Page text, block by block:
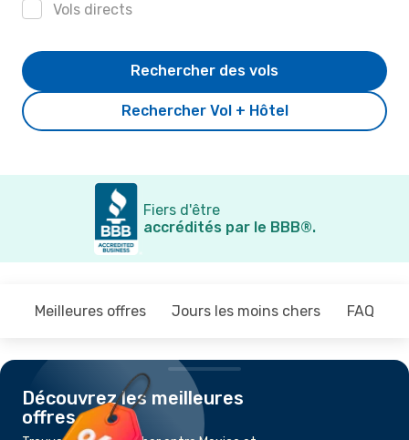
Vols directs
Rechercher Vol + Hôtel
Rechercher des vols
Fiers d'être
accrédités par le BBB®.
Meilleures offres Jours les moins chers FAQ
Découvrez les meilleures
offres